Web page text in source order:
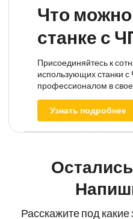
Что
станке с
Присоединяйтесь к
использующих станки
профессионалом в
Узнать подробнее
Расскажите под